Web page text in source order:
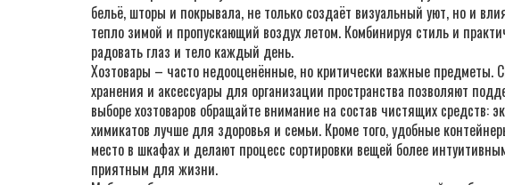
бельё, шторы и покрывала, не только создаёт визуальный уют, но и
тепло зимой и пропускающий воздух летом. Комбинируя стиль и
радовать глаз и тело каждый день.
Хозтовары – часто недооценённые, но критически важные предметы.
хранения и аксессуары для организации пространства позволяют
выборе хозтоваров обращайте внимание на состав чистящих средств:
химикатов лучше для здоровья и семьи. Кроме того, удобные
место в шкафах и делают процесс сортировки вещей более
приятным для жизни.